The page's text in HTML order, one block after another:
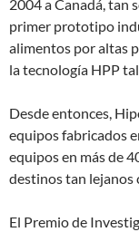
2004 a Canadá, tan
primer prototipo
alimentos por altas
la tecnología HPP
Desde entonces,
equipos fabricados
equipos en más de
destinos tan lejanos
El Premio de